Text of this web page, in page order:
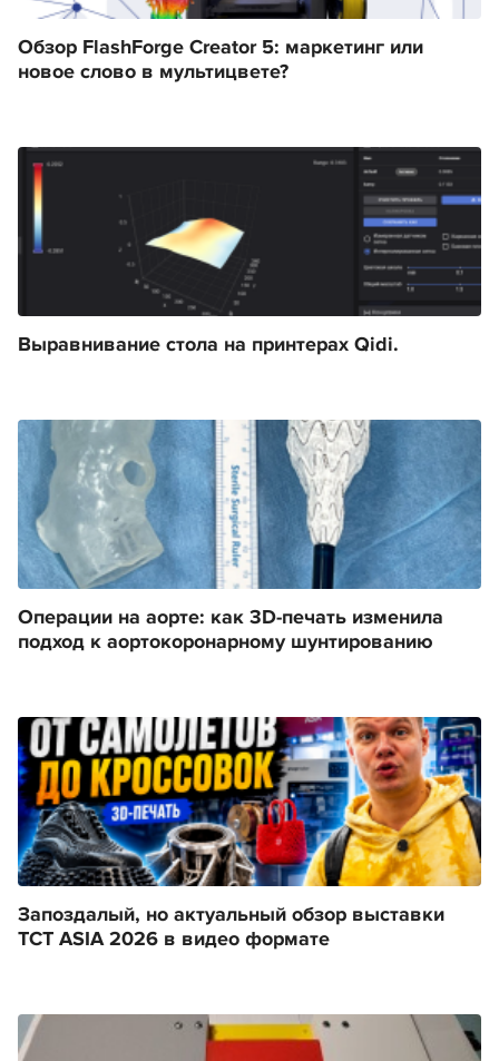
Обзор FlashForge Creator 5: маркетинг или
новое слово в мультицвете?
Выравнивание стола на принтерах Qidi.
Операции на аорте: как 3D-печать изменила
подход к аортокоронарному шунтированию
Запоздалый, но актуальный обзор выставки
TCT ASIA 2026 в видео формате